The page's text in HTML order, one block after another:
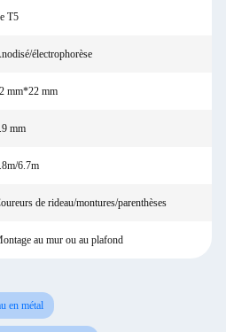
T5
électrophorèse
mm*22 mm
mm
6.7m
de rideau/montures/parenthèses
au mur ou au plafond
en métal